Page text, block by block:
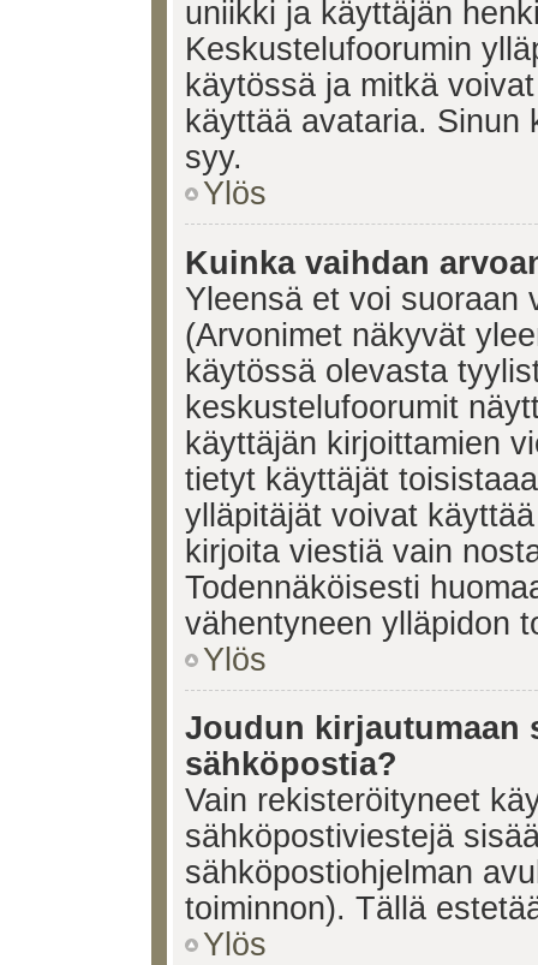
uniikki ja käyttäjän
Keskustelufoorumin
käytössä ja mitkä
käyttää avataria. Sinun
syy.
Ylös
Kuinka vaihdan
Yleensä et voi suoraan
(Arvonimet näkyvät
käytössä olevasta
keskustelufoorumit
käyttäjän kirjoittamien
tietyt käyttäjät
ylläpitäjät voivat
kirjoita viestiä vain
Todennäköisesti
vähentyneen ylläpidon
Ylös
Joudun kirjautumaan
sähköpostia?
Vain rekisteröityneet
sähköpostiviestejä
sähköpostiohjelman
toiminnon). Tällä
Ylös